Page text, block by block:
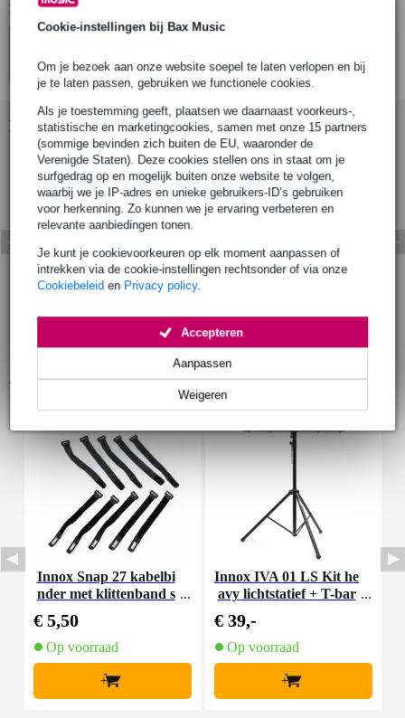
Cookie-instellingen bij Bax Music
Om je bezoek aan onze website soepel te laten verlopen en bij
je te laten passen, gebruiken we functionele cookies.
Als je toestemming geeft, plaatsen we daarnaast voorkeurs-,
statistische en marketingcookies, samen met onze 15 partners
(sommige bevinden zich buiten de EU, waaronder de
Verenigde Staten). Deze cookies stellen ons in staat om je
surfgedrag op en mogelijk buiten onze website te volgen,
waarbij we je IP-adres en unieke gebruikers-ID’s gebruiken
voor herkenning. Zo kunnen we je ervaring verbeteren en
relevante aanbiedingen tonen.
Je kunt je cookievoorkeuren op elk moment aanpassen of
intrekken via de cookie-instellingen rechtsonder of via onze
Cookiebeleid en Privacy policy.
Weigeren
Aanpassen
Accepteren
Bekijk ook eens (4)
Bekijk ook eens (1)
Accessoires (9)
Innox Snap 27 kabelbi
nder met klittenband s
€ 5,50
Op voorraad
+
Innox IVA 01 LS Kit he
avy lichtstatief + T-bar
€ 39,-
Op voorraad
+